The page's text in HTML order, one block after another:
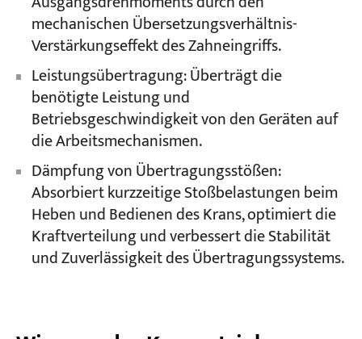
mechanischen Übersetzungsverhältnis-
Verstärkungseffekt des Zahneingriffs.
Leistungsübertragung: Überträgt die
benötigte Leistung und
Betriebsgeschwindigkeit von den Geräten auf
die Arbeitsmechanismen.
Dämpfung von Übertragungsstößen:
Absorbiert kurzzeitige Stoßbelastungen beim
Heben und Bedienen des Krans, optimiert die
Kraftverteilung und verbessert die Stabilität
und Zuverlässigkeit des Übertragungssystems.